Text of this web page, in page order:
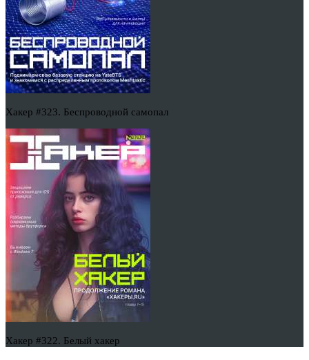
Хакер #323. Беспроводной самопал
Хакер #322. Белый хакер